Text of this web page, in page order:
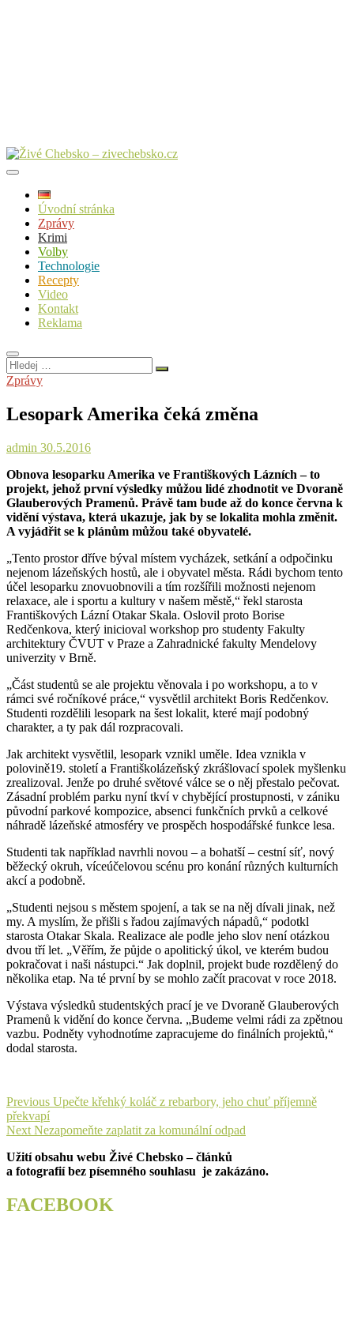
Úvodní stránka
Zprávy
Krimi
Volby
Technologie
Recepty
Video
Kontakt
Reklama
Hledej
…
Zprávy
Lesopark Amerika čeká změna
admin 30.5.2016
Obnova lesoparku Amerika ve Františkových Lázních – to
projekt, jehož první výsledky můžou lidé zhodnotit ve Dvoraně
Glauberových Pramenů. Právě tam bude až do konce června k
vidění výstava, která ukazuje, jak by se lokalita mohla změnit.
A vyjádřit se k plánům můžou také obyvatelé.
„Tento prostor dříve býval místem vycházek, setkání a odpočinku
nejenom lázeňských hostů, ale i obyvatel města. Rádi bychom tento
účel lesoparku znovuobnovili a tím rozšířili možnosti nejenom
relaxace, ale i sportu a kultury v našem městě,“ řekl starosta
Františkových Lázní Otakar Skala. Oslovil proto Borise
Redčenkova, který inicioval workshop pro studenty Fakulty
architektury ČVUT v Praze a Zahradnické fakulty Mendelovy
univerzity v Brně.
„Část studentů se ale projektu věnovala i po workshopu, a to v
rámci své ročníkové práce,“ vysvětlil architekt Boris Redčenkov.
Studenti rozdělili lesopark na šest lokalit, které mají podobný
charakter, a ty pak dál rozpracovali.
Jak architekt vysvětlil, lesopark vznikl uměle. Idea vznikla v
polovině19. století a Františkolázeňský zkrášlovací spolek myšlenku
zrealizoval. Jenže po druhé světové válce se o něj přestalo pečovat.
Zásadní problém parku nyní tkví v chybějící prostupnosti, v zániku
původní parkové kompozice, absenci funkčních prvků a celkové
náhradě lázeňské atmosféry ve prospěch hospodářské funkce lesa.
Studenti tak například navrhli novou – a bohatší – cestní síť, nový
běžecký okruh, víceúčelovou scénu pro konání různých kulturních
akcí a podobně.
„Studenti nejsou s městem spojení, a tak se na něj dívali jinak, než
my. A myslím, že přišli s řadou zajímavých nápadů,“ podotkl
starosta Otakar Skala. Realizace ale podle jeho slov není otázkou
dvou tří let. „Věřím, že půjde o apolitický úkol, ve kterém budou
pokračovat i naši nástupci.“ Jak doplnil, projekt bude rozdělený do
několika etap. Na té první by se mohlo začít pracovat v roce 2018.
Výstava výsledků studentských prací je ve Dvoraně Glauberových
Pramenů k vidění do konce června. „Budeme velmi rádi za zpětnou
vazbu. Podněty vyhodnotíme zapracujeme do finálních projektů,“
dodal starosta.
Navigace
pro
příspěvek
Previous Previous
Upečte křehký koláč z rebarbory, jeho chuť příjemně
překvapí
Next Next
Nezapomeňte zaplatit za komunální odpad
Užití obsahu webu Živé Chebsko – článků
a fotografií bez písemného souhlasu je zakázáno.
FACEBOOK